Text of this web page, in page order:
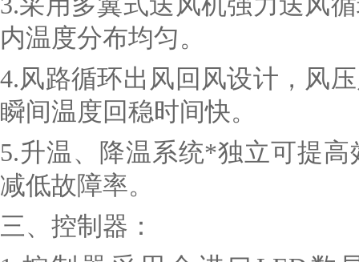
内温度分布均匀。
4.风路循环出风回风设计，风
瞬间温度回稳时间快。
5.升温、降温系统*独立可提
减低故障率。
三、控制器：